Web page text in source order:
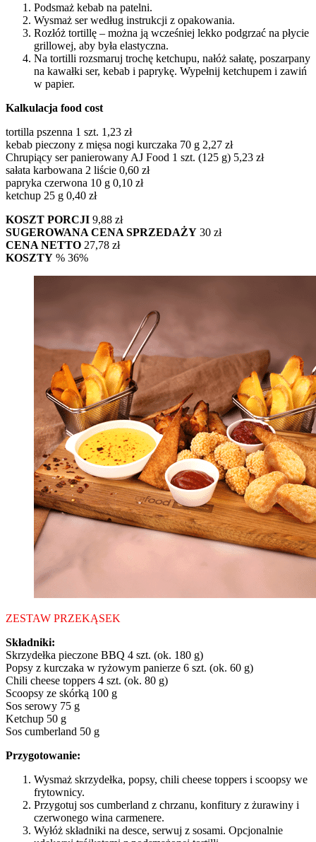
Podsmaż kebab na patelni.
Wysmaż ser według instrukcji z opakowania.
Rozłóż tortillę – można ją wcześniej lekko podgrzać na płycie
grillowej, aby była elastyczna.
Na tortilli rozsmaruj trochę ketchupu, nałóż sałatę, poszarpany
na kawałki ser, kebab i paprykę. Wypełnij ketchupem i zawiń
w papier.
Kalkulacja food cost
tortilla pszenna 1 szt. 1,23 zł
kebab pieczony z mięsa nogi kurczaka 70 g 2,27 zł
Chrupiący ser panierowany AJ Food 1 szt. (125 g) 5,23 zł
sałata karbowana 2 liście 0,60 zł
papryka czerwona 10 g 0,10 zł
ketchup 25 g 0,40 zł
KOSZT PORCJI 9,88 zł
SUGEROWANA CENA SPRZEDAŻY 30 zł
CENA NETTO 27,78 zł
KOSZTY % 36%
ZESTAW PRZEKĄSEK
Składniki:
Skrzydełka pieczone BBQ 4 szt. (ok. 180 g)
Popsy z kurczaka w ryżowym panierze 6 szt. (ok. 60 g)
Chili cheese toppers 4 szt. (ok. 80 g)
Scoopsy ze skórką 100 g
Sos serowy 75 g
Ketchup 50 g
Sos cumberland 50 g
Przygotowanie:
Wysmaż skrzydełka, popsy, chili cheese toppers i scoopsy we
frytownicy.
Przygotuj sos cumberland z chrzanu, konfitury z żurawiny i
czerwonego wina carmenere.
Wyłóż składniki na desce, serwuj z sosami. Opcjonalnie